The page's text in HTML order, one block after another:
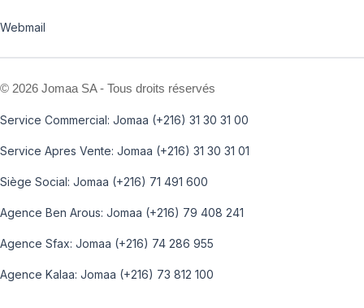
Webmail
© 2026 Jomaa SA - Tous droits réservés
Service Commercial: Jomaa (+216) 31 30 31 00
Service Apres Vente: Jomaa (+216) 31 30 31 01
Siège Social: Jomaa (+216) 71 491 600
Agence Ben Arous: Jomaa (+216) 79 408 241
Agence Sfax: Jomaa (+216) 74 286 955
Agence Kalaa: Jomaa (+216) 73 812 100